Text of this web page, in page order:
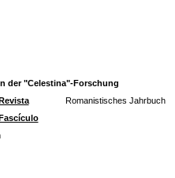
der "Celestina"-Forschung
Romanistisches Jahrbuch